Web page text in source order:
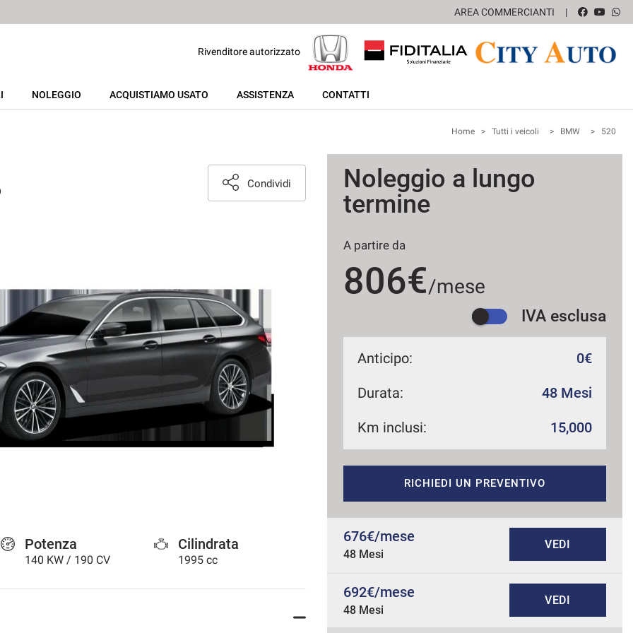
AREA COMMERCIANTI
Rivenditore autorizzato
NOLEGGIO ACQUISTIAMO USATO ASSISTENZA CONTATTI
Home > Tutti i veicoli > BMW > 520
Condividi
Potenza
140 KW / 190 CV
Cilindrata
1995 cc
Noleggio a lungo
termine
A partire da
806€/mese
IVA esclusa
Anticipo: 0€
Durata: 48 Mesi
Km inclusi: 15,000
RICHIEDI UN PREVENTIVO
676€/mese
48 Mesi
VEDI
692€/mese
48 Mesi
VEDI